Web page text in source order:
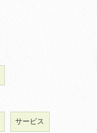
サービス